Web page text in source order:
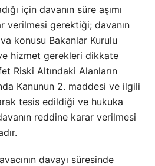
için davanın süre aşımı
verilmesi gerektiği; davanın
konusu Bakanlar Kurulu
hizmet gerekleri dikkate
Riski Altındaki Alanların
Kanunun 2. maddesi ve ilgili
tesis edildiği ve hukuka
reddine karar verilmesi
davayı süresinde